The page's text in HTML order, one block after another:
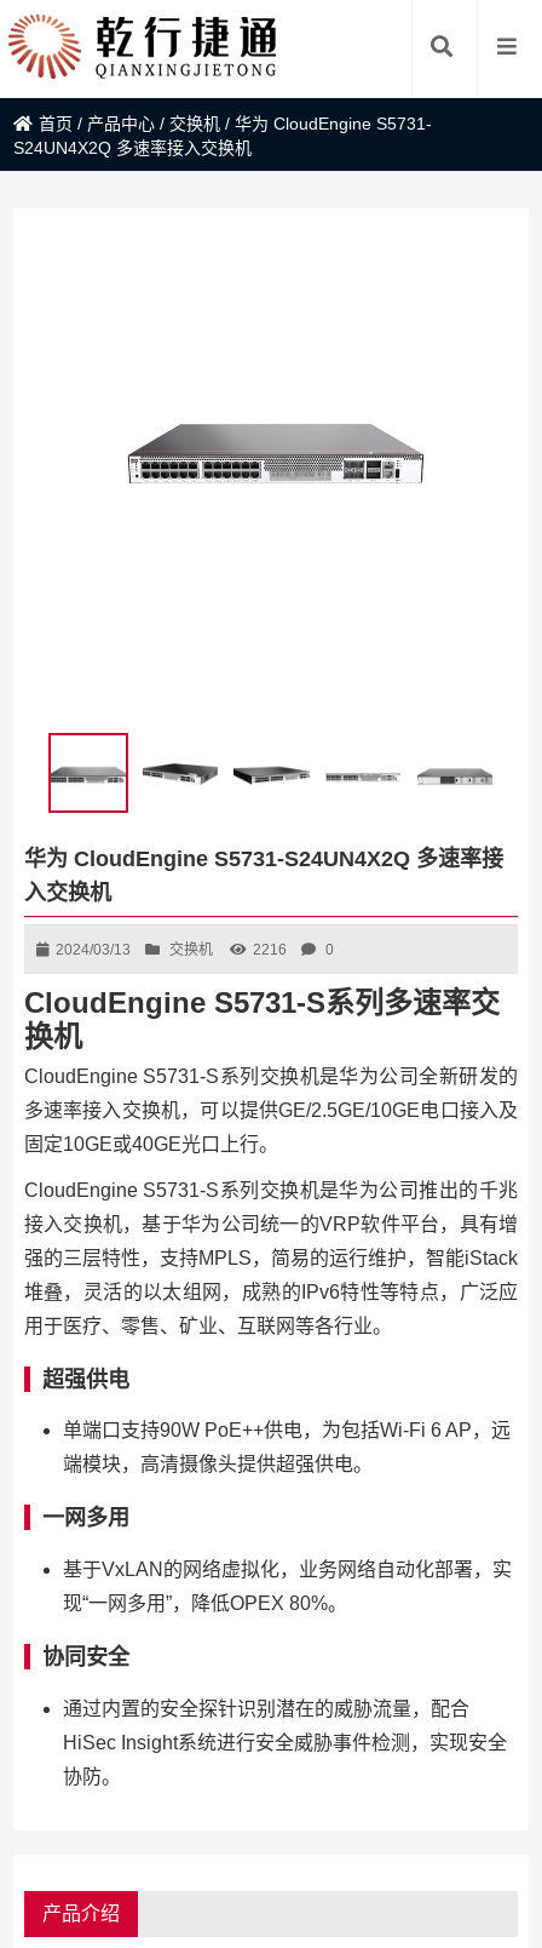
首页 / 产品中心 / 交换机 /华为 CloudEngine S5731-
S24UN4X2Q 多速率接入交换机
华为 CloudEngine S5731-S24UN4X2Q 多速率接
入交换机
2024/03/13 交换机 2216 0
CloudEngine S5731-S系列多速率交
换机
CloudEngine S5731-S系列交换机是华为公司全新研发的
多速率接入交换机，可以提供GE/2.5GE/10GE电口接入及
固定10GE或40GE光口上行。
CloudEngine S5731-S系列交换机是华为公司推出的千兆
接入交换机，基于华为公司统一的VRP软件平台，具有增
强的三层特性，支持MPLS，简易的运行维护，智能iStack
堆叠，灵活的以太组网，成熟的IPv6特性等特点，广泛应
用于医疗、零售、矿业、互联网等各行业。
超强供电
单端口支持90W PoE++供电，为包括Wi-Fi 6 AP，远
端模块，高清摄像头提供超强供电。
一网多用
基于VxLAN的网络虚拟化，业务网络自动化部署，实
现“一网多用”，降低OPEX 80%。
协同安全
通过内置的安全探针识别潜在的威胁流量，配合
HiSec Insight系统进行安全威胁事件检测，实现安全
协防。
产品介绍